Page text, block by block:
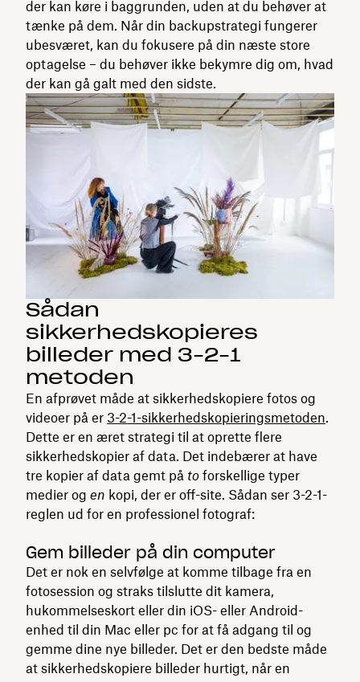
der kan køre i baggrunden, uden at du behøver at
tænke på dem. Når din backupstrategi fungerer
ubesværet, kan du fokusere på din næste store
optagelse – du behøver ikke bekymre dig om, hvad
der kan gå galt med den sidste.
Sådan
sikkerhedskopieres
billeder med 3-2-1
metoden
En afprøvet måde at sikkerhedskopiere fotos og
videoer på er 3-2-1-sikkerhedskopieringsmetoden.
Dette er en æret strategi til at oprette flere
sikkerhedskopier af data. Det indebærer at have
tre kopier af data gemt på to forskellige typer
medier og en kopi, der er off-site. Sådan ser 3-2-1-
reglen ud for en professionel fotograf:
Gem billeder på din computer
Det er nok en selvfølge at komme tilbage fra en
fotosession og straks tilslutte dit kamera,
hukommelseskort eller din iOS- eller Android-
enhed til din Mac eller pc for at få adgang til og
gemme dine nye billeder. Det er den bedste måde
at sikkerhedskopiere billeder hurtigt, når en